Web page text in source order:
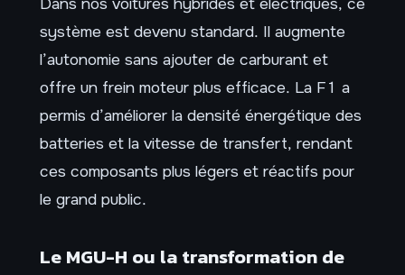
système est devenu standard. Il augmente
l’autonomie sans ajouter de carburant et
offre un frein moteur plus efficace. La F1 a
permis d’améliorer la densité énergétique des
batteries et la vitesse de transfert, rendant
ces composants plus légers et réactifs pour
le grand public.
Le MGU-H ou la transformation de